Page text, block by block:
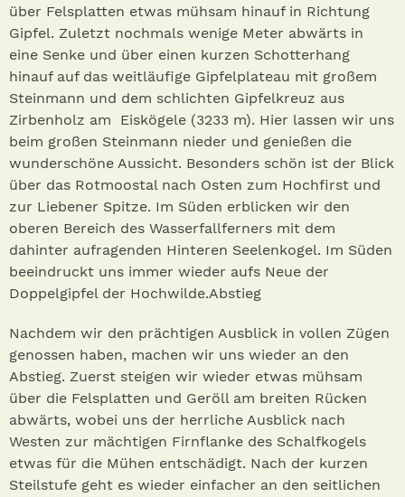
über Felsplatten etwas mühsam hinauf in Richtung
Gipfel. Zuletzt nochmals wenige Meter abwärts in
eine Senke und über einen kurzen Schotterhang
hinauf auf das weitläufige Gipfelplateau mit großem
Steinmann und dem schlichten Gipfelkreuz aus
Zirbenholz am Eiskögele (3233 m). Hier lassen wir uns
beim großen Steinmann nieder und genießen die
wunderschöne Aussicht. Besonders schön ist der Blick
über das Rotmoostal nach Osten zum Hochfirst und
zur Liebener Spitze. Im Süden erblicken wir den
oberen Bereich des Wasserfallferners mit dem
dahinter aufragenden Hinteren Seelenkogel. Im Süden
beeindruckt uns immer wieder aufs Neue der
Doppelgipfel der Hochwilde.Abstieg
Nachdem wir den prächtigen Ausblick in vollen Zügen
genossen haben, machen wir uns wieder an den
Abstieg. Zuerst steigen wir wieder etwas mühsam
über die Felsplatten und Geröll am breiten Rücken
abwärts, wobei uns der herrliche Ausblick nach
Westen zur mächtigen Firnflanke des Schalfkogels
etwas für die Mühen entschädigt. Nach der kurzen
Steilstufe geht es wieder einfacher an den seitlichen